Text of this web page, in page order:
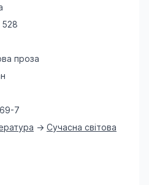
528
проза
7
-> Сучасна світова